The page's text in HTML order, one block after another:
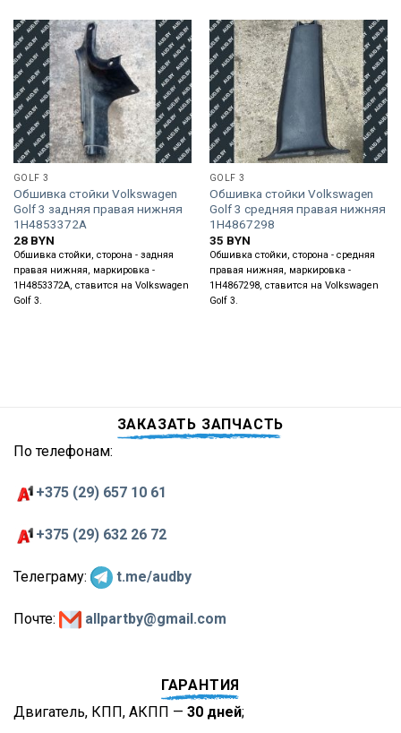
GOLF 3
Обшивка стойки Volkswagen
Golf 3 задняя правая нижняя
1H4853372A
28 BYN
Обшивка стойки, сторона - задняя
правая нижняя, маркировка -
1H4853372A, ставится на Volkswagen
Golf 3.
GOLF 3
Обшивка стойки Volkswagen
Golf 3 средняя правая нижняя
1H4867298
35 BYN
Обшивка стойки, сторона - средняя
правая нижняя, маркировка -
1H4867298, ставится на Volkswagen
Golf 3.
ЗАКАЗАТЬ ЗАПЧАСТЬ
По телефонам:
+375 (29) 657 10 61
+375 (29) 632 26 72
Телеграму: t.me/audby
Почте: allpartby@gmail.com
ГАРАНТИЯ
Двигатель, КПП, АКПП — 30 дней;